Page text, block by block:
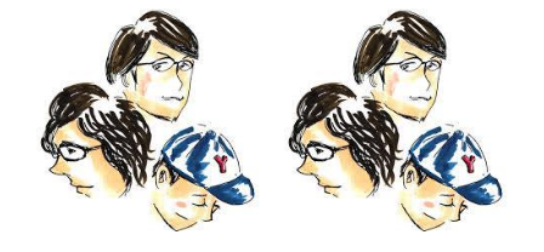
オープン講座
過去のイベント・オープン講座・展覧会
過去のイベント
過去のオープン講座